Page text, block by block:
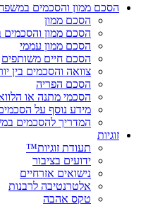
הסכם ממון והסכמים
הסכם ממון
הסכם ממון
הסכם ממון עממי
הסכם חיים משותפים
צוואה והסכמים בין
הסכם הפריה
הסכמי מתנה או
מידע נוסף על
המדריך להסכמים
זוגיות
תעודת זוגיות™
ידועים בציבור
נישואים אזרחיים
אלטרנטיבה לרבנות
טקס אהבה